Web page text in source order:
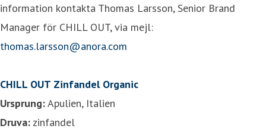
information kontakta Thomas Larsson, Senior Brand
Manager för CHILL OUT, via mejl:
thomas.larsson@anora.com
CHILL OUT Zinfandel Organic
Ursprung:Apulien, Italien
Druva: zinfandel